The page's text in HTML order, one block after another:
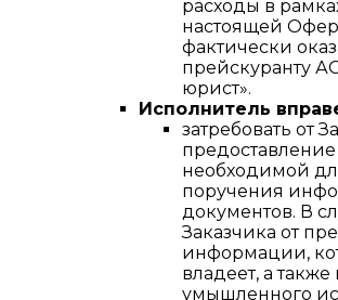
расходы в
настоящей
фактически
прейскуранту
юрист».
Исполнитель
затребовать от
необходимой
поручения
документов. В
Заказчика от
информации,
владеет, а также
умышленного